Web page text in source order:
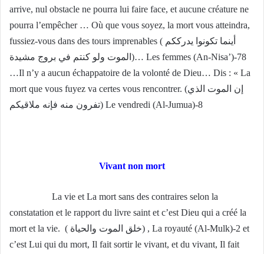
arrive, nul obstacle ne pourra lui faire face, et aucune créature ne
pourra l’empêcher … Où que vous soyez, la mort vous atteindra,
fussiez-vous dans des tours imprenables ( أينما تكونوا يدرككم
الموت ولو كنتم في بروج مشيدة)… Les femmes (An-Nisa’)-78
…Il n’y a aucun échappatoire de la volonté de Dieu… Dis : « La
mort que vous fuyez va certes vous rencontrer. (إن الموت الذي
تفرون منه فإنه ملاقيكم) Le vendredi (Al-Jumua)-8
Vivant non mort
La vie et La mort sans des contraires selon la
constatation et le rapport du livre saint et c’est Dieu qui a créé la
mort et la vie. ( خلق الموت والحياة) , La royauté (Al-Mulk)-2 et
c’est Lui qui du mort, Il fait sortir le vivant, et du vivant, Il fait